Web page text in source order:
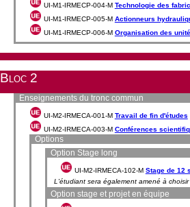
UI-M1-IRMECP-004-M Technologie des
UI-M1-IRMECP-005-M Actionneurs
UI-M1-IRMECP-006-M Organisation des
Bloc 2
Enseignements du tronc commun
UI-M2-IRMECA-001-M Travail de fin d'études
UI-M2-IRMECA-003-M Conférences
Options
Option Stage long
UI-M2-IRMECA-102-M Stage de 12
L'étudiant sera également amené à
Option stage et projet en équipe